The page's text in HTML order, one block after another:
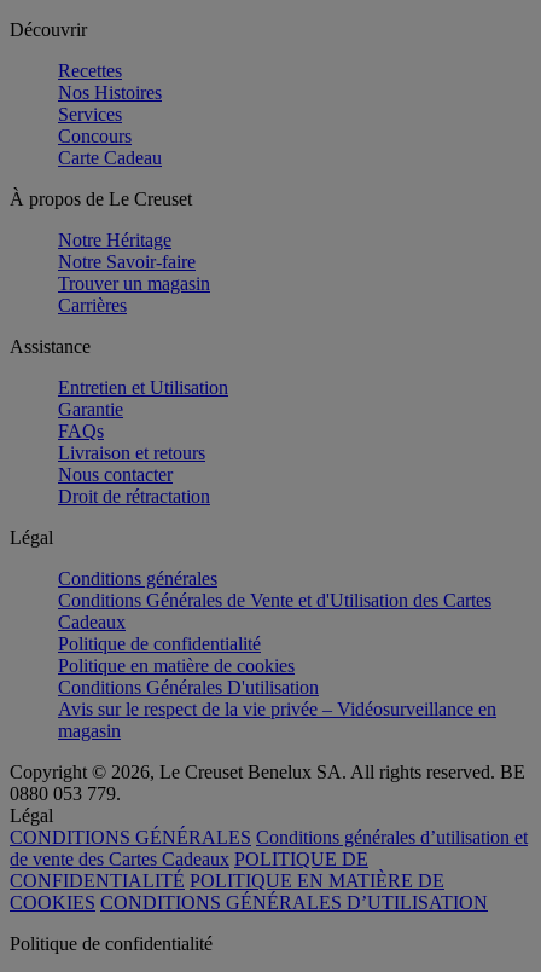
Découvrir
Recettes
Nos Histoires
Services
Concours
Carte Cadeau
À propos de Le Creuset
Notre Héritage
Notre Savoir-faire
Trouver un magasin
Carrières
Assistance
Entretien et Utilisation
Garantie
FAQs
Livraison et retours
Nous contacter
Droit de rétractation
Légal
Conditions générales
Conditions Générales de Vente et d'Utilisation des Cartes
Cadeaux
Politique de confidentialité
Politique en matière de cookies
Conditions Générales D'utilisation
Avis sur le respect de la vie privée – Vidéosurveillance en
magasin
Copyright © 2026, Le Creuset Benelux SA. All rights reserved. BE
0880 053 779.
Légal
CONDITIONS GÉNÉRALES Conditions générales d’utilisation et
de vente des Cartes Cadeaux POLITIQUE DE
CONFIDENTIALITÉ POLITIQUE EN MATIÈRE DE
COOKIES CONDITIONS GÉNÉRALES D’UTILISATION
Politique de confidentialité